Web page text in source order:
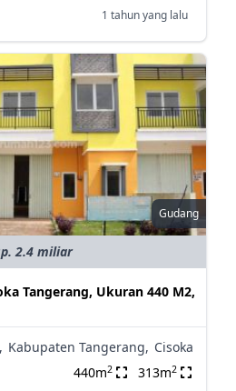
1 tahun yang lalu
Gudang
2.4 miliar
Tangerang, Ukuran 440 M2,
Kabupaten Tangerang, Cisoka
440m2 313m2